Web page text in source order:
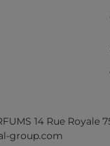
14 Rue Royale
group.com